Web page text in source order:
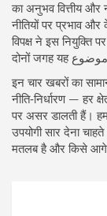
का अनुभव वित्तीय और
नीतियों पर प्रभाव
विपक्ष ने इस नियुक्ति
इन चार खबरों का
नीति‑निर्धारण — हर
पर असर डालती हैं।
उपयोगी सार देना
मतलब है और किसे आगे